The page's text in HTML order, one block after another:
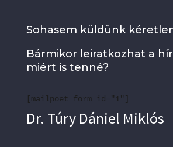
Sohasem küldünk
Bármikor leiratkozhat a
miért is tenné?
[mailpoet_form id="1"]
Dr. Túry Dániel Miklós